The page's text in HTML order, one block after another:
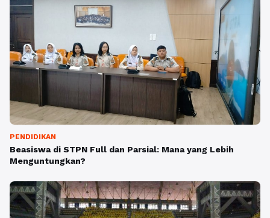
PENDIDIKAN
Beasiswa di STPN Full dan Parsial: Mana yang Lebih
Menguntungkan?